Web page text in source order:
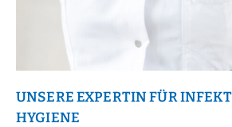
UNSERE EXPERTIN FÜR
HYGIENE